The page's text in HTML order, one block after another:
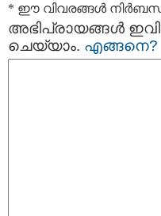
* ഈ വിവരങ്ങള്‍
അഭിപ്രായങ്ങള്‍
ചെയ്യാം. എങ്ങനെ?